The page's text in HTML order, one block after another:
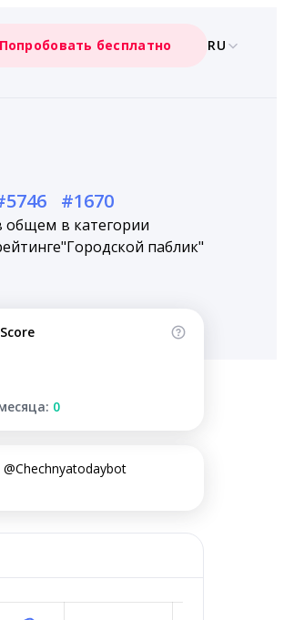
Попробовать бесплатно RU
общем
#1670
в категории
"Городской паблик"
0